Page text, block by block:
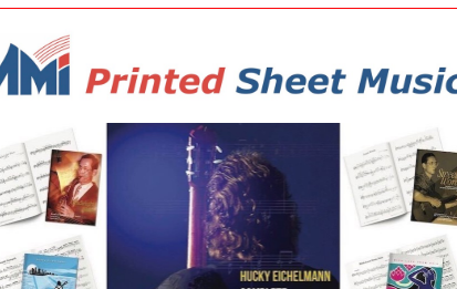
2010-22
ไอเคิลมานน์
WORKS
จในการช่วยพัฒนาเทคนิคการเล่นกีตาร์ให้สมบูรณ์เหมาะสำหรับผู้
เล่นใหม่ ผู้มีทักษะจนถึง
นักกีตาร์มืออาชีพ
สือโน้ตเพลง:24 tablature
Book 2010-22